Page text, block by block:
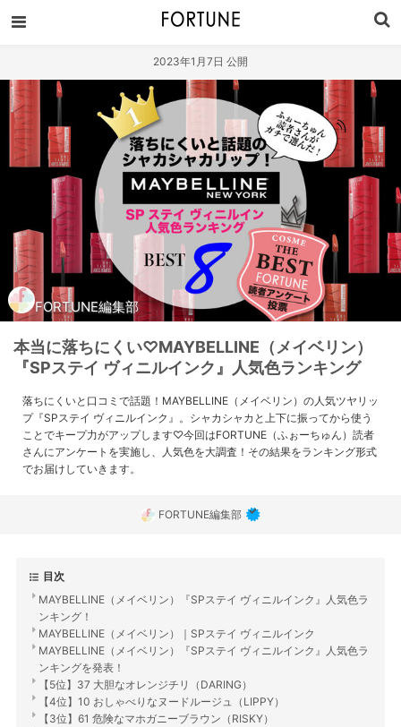
2023年1月7日 公開
FORTUNE編集部
本当に落ちにくい♡MAYBELLINE（メイベリン）
『SPステイ ヴィニルインク』人気色ランキング
落ちにくいと口コミで話題！MAYBELLINE（メイベリン）の人気ツヤリッ
プ『SPステイ ヴィニルインク』。シャカシャカと上下に振ってから使う
ことでキープ力がアップします♡今回はFORTUNE（ふぉーちゅん）読者
さんにアンケートを実施し、人気色を大調査！その結果をランキング形式
でお届けしていきます。
FORTUNE編集部
目次
MAYBELLINE（メイベリン）『SPステイ ヴィニルインク』人気色ラ
ンキング！
MAYBELLINE（メイベリン）｜SPステイ ヴィニルインク
MAYBELLINE（メイベリン）『SPステイ ヴィニルインク』人気色ラ
ンキングを発表！
【5位】37 大胆なオレンジチリ（DARING）
【4位】10 おしゃべりなヌードルージュ（LIPPY）
【3位】61 危険なマホガニーブラウン（RISKY）